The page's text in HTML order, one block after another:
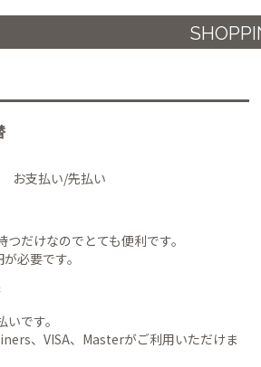
お支払い/先払い
だけなのでとても便利です。
必要です。
です。
、VISA、Masterがご利用いただけま